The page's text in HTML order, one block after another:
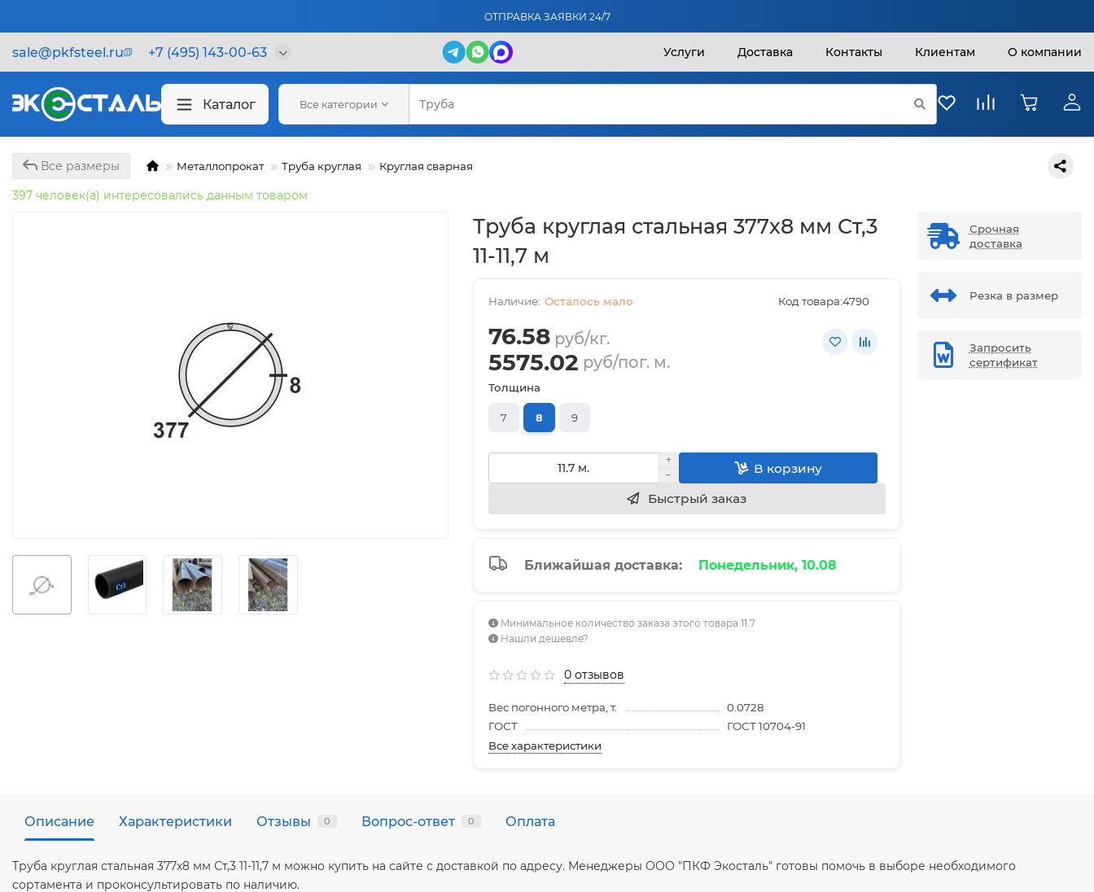
ОТПРАВКА ЗАЯВКИ 24/7
sale@pkfsteel.ru +7 (495) 143-00-63 Услуги Доставка Контакты Клиентам О компании
Каталог Все категории
Все размеры Металлопрокат Труба круглая Круглая сварная
397 человек(а) интересовались данным товаром
Труба круглая стальная 377х8 мм Ст,3
11-11,7 м
Осталось мало Код товара:4790
76.58 руб/кг.
5575.02 руб/пог. м.
Толщина
7 8 9
В корзину
Быстрый заказ
Ближайшая доставка: Понедельник, 10.08
Минимальное количество заказа этого товара 11.7
Нашли дешевле?
0 отзывов
Вес погонного метра, т.
0.0728
ГОСТ
ГОСТ 10704-91
Все характеристики
Срочная
доставка
Резка в размер
Запросить
сертификат
Описание Характеристики Отзывы 0 Вопрос-ответ 0 Оплата
Труба круглая стальная 377х8 мм Ст,3 11-11,7 м можно купить на сайте с доставкой по адресу. Менеджеры ООО "ПКФ Экосталь" готовы помочь в выборе необходимого
сортамента и проконсультировать по наличию.